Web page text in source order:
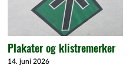
Plakater og klistremerker
14. juni 2026